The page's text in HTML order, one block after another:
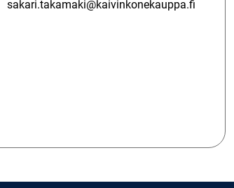
sakari.takamaki@kaivinkonekauppa.fi